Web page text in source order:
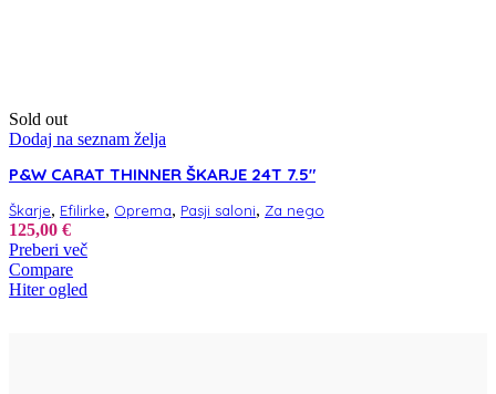
Sold out
Dodaj na seznam želja
P&W CARAT THINNER ŠKARJE 24T 7.5″
Škarje, Efilirke, Oprema, Pasji saloni, Za nego
125,00 €
Preberi več
Compare
Hiter ogled